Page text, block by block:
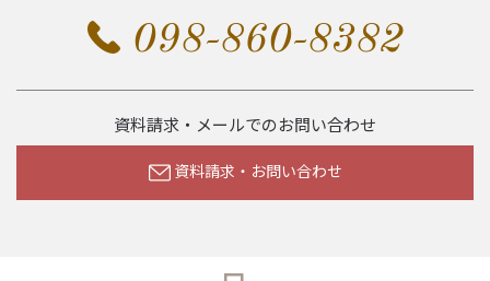
098-860-8382
資料請求・メールでのお問い合わせ
資料請求・お問い合わせ